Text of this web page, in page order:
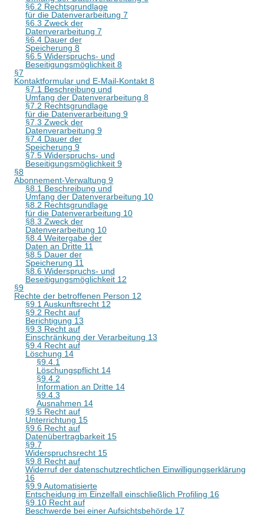
§6.2 Rechtsgrundlage
für die Datenverarbeitung 7
§6.3 Zweck der
Datenverarbeitung 7
§6.4 Dauer der
Speicherung 8
§6.5 Widerspruchs- und
Beseitigungsmöglichkeit 8
§7
Kontaktformular und E-Mail-Kontakt 8
§7.1 Beschreibung und
Umfang der Datenverarbeitung 8
§7.2 Rechtsgrundlage
für die Datenverarbeitung 9
§7.3 Zweck der
Datenverarbeitung 9
§7.4 Dauer der
Speicherung 9
§7.5 Widerspruchs- und
Beseitigungsmöglichkeit 9
§8
Abonnement-Verwaltung 9
§8.1 Beschreibung und
Umfang der Datenverarbeitung 10
§8.2 Rechtsgrundlage
für die Datenverarbeitung 10
§8.3 Zweck der
Datenverarbeitung 10
§8.4 Weitergabe der
Daten an Dritte 11
§8.5 Dauer der
Speicherung 11
§8.6 Widerspruchs- und
Beseitigungsmöglichkeit 12
§9
Rechte der betroffenen Person 12
§9.1 Auskunftsrecht 12
§9.2 Recht auf
Berichtigung 13
§9.3 Recht auf
Einschränkung der Verarbeitung 13
§9.4 Recht auf
Löschung 14
§9.4.1
Löschungspflicht 14
§9.4.2
Information an Dritte 14
§9.4.3
Ausnahmen 14
§9.5 Recht auf
Unterrichtung 15
§9.6 Recht auf
Datenübertragbarkeit 15
§9.7
Widerspruchsrecht 15
§9.8 Recht auf
Widerruf der datenschutzrechtlichen Einwilligungserklärung
16
§9.9 Automatisierte
Entscheidung im Einzelfall einschließlich Profiling 16
§9.10 Recht auf
Beschwerde bei einer Aufsichtsbehörde 17